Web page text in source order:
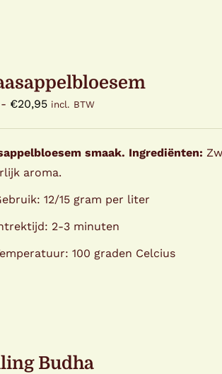
- €20,95Prijsklasse:
incl. BTW
smaak. Ingrediënten:
aroma.
12/15 gram per liter
2-3 minuten
100 graden Celcius
Budha